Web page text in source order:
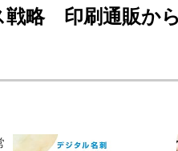
コレクション
ネス・多彩な商材～ JAPAN
略 印刷通販か